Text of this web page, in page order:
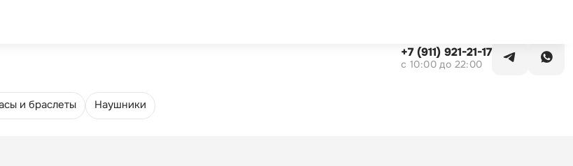
+7 (911) 921-21-17
c 10:00 до 22:00
и браслеты Наушники